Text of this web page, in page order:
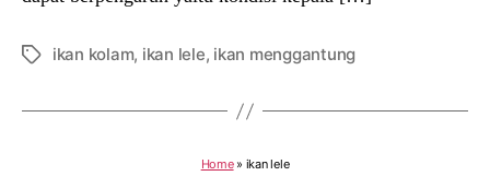
Tagsikan kolam, ikan lele, ikan menggantung
Home» ikan lele